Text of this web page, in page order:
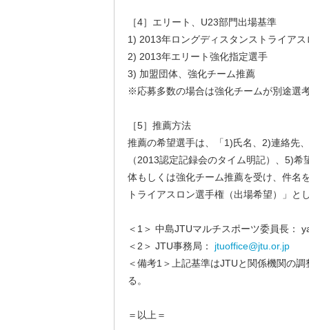
［4］エリート、U23部門出場基準
1) 2013年ロングディスタンストライア
2) 2013年エリート強化指定選手
3) 加盟団体、強化チーム推薦
※応募多数の場合は強化チームが別途選
［5］推薦方法
推薦の希望選手は、「1)氏名、2)連絡先
（2013認定記録会のタイム明記）、5)
体もしくは強化チーム推薦を受け、件名
トライアスロン選手権（出場希望）」と
＜1＞ 中島JTUマルチスポーツ委員長：
＜2＞ JTU事務局： jtuoffice@jtu.or.jp
＜備考1＞上記基準はJTUと関係機関の
る。
＝以上＝